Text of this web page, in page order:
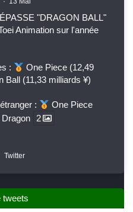
"DRAGON BALL"
Animation sur l'année
:
One Piece (12,49
Ball (11,33 milliards ¥)
:
One Piece
Dragon 2
Twitter
tweets